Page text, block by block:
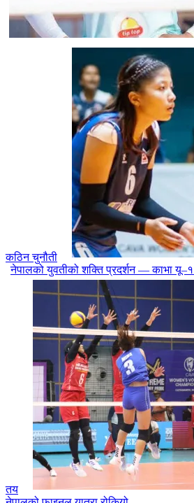
कठिन चुनौती
नेपालको युवतीको शक्ति प्रदर्शन — काभा
तय